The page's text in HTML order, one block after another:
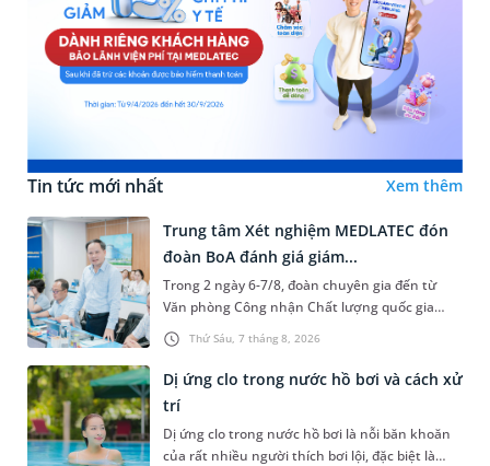
Tin tức mới nhất Xem thêm
Thứ Sáu, 7 tháng 8, 2026
Trung tâm Xét nghiệm MEDLATEC đón
đoàn BoA đánh giá giám...
Trong 2 ngày 6-7/8, đoàn chuyên gia đến từ
Văn phòng Công nhận Chất lượng quốc gia
(BoA) đã ghi nhận và đánh giá cao nỗ lực duy trì
hệ thống quản lý chất lượ...
Dị ứng clo trong nước hồ bơi và cách xử
trí
Dị ứng clo trong nước hồ bơi là nỗi băn khoăn
của rất nhiều người thích bơi lội, đặc biệt là